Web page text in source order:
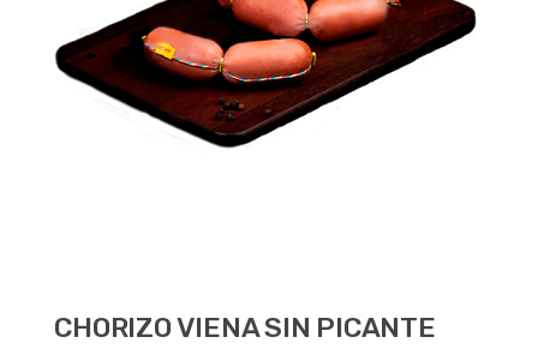
CHORIZO VIENA SIN PICANTE